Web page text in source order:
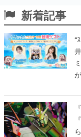
新着記事
“